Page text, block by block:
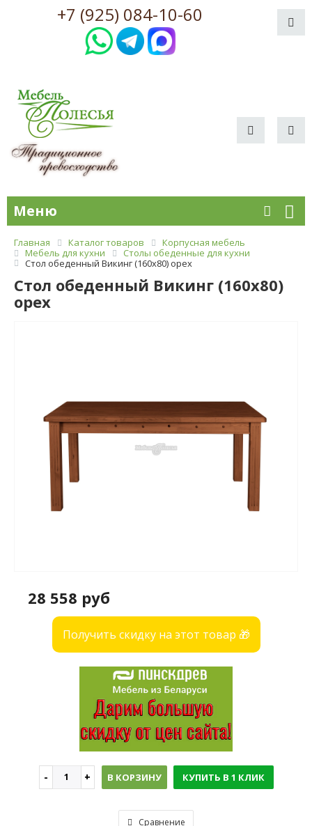
+7 (925) 084-10-60
Меню
Главная Каталог товаров
Корпусная мебель
Мебель для кухни
Столы обеденные для кухни
Стол обеденный Викинг (160х80) орех
Стол обеденный Викинг (160х80)
орех
28 558 руб
Получить скидку на этот товар 🎁
В КОРЗИНУ КУПИТЬ В 1 КЛИК
Сравнение